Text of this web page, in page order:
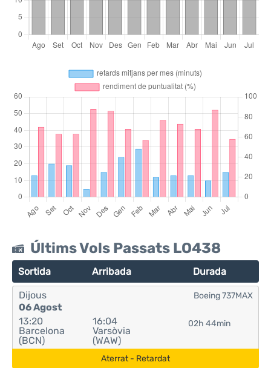
Últims Vols Passats LO438
Sortida Arribada Durada
Dijous
06 Agost
13:20
Barcelona
(BCN)
16:04
Varsòvia
(WAW)
02h 44min
Boeing 737MAX
Aterrat - Retardat